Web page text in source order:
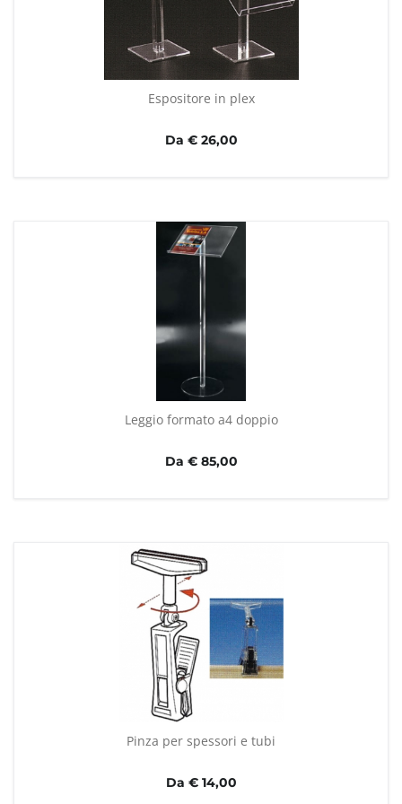
Espositore in plex
Da € 26,00
Leggio formato a4 doppio
Da € 85,00
Pinza per spessori e tubi
Da € 14,00